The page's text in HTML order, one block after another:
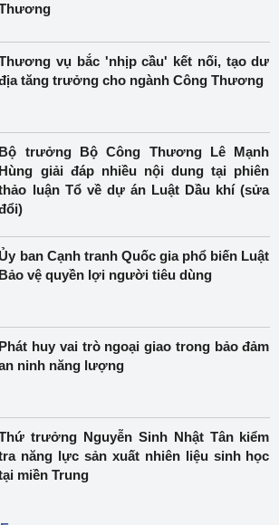
vụ bắc 'nhịp cầu' kết nối, tạo dư
tăng trưởng cho ngành Công Thương
Bộ trưởng Bộ Công Thương Lê Mạnh
Hùng giải đáp nhiều nội dung tại phiên
luận Tổ về dự án Luật Dầu khí (sửa
Ủy ban Cạnh tranh Quốc gia phổ biến Luật
Bảo vệ quyền lợi người tiêu dùng
Phát huy vai trò ngoại giao trong bảo đảm
ninh năng lượng
trưởng Nguyễn Sinh Nhật Tân kiểm
năng lực sản xuất nhiên liệu sinh học
miền Trung